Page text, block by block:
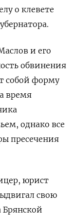
о клевете
и его
обвинения
собой форму
время
однако все
пресечения
юрист
свою
Брянской